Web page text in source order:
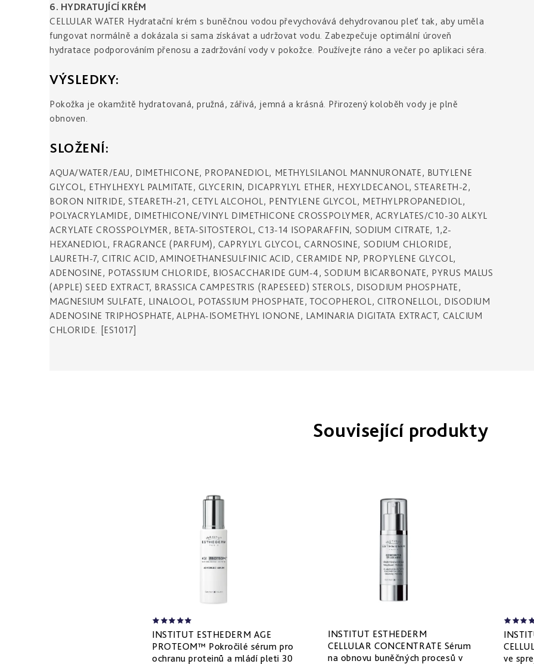
6. HYDRATUJÍCÍ KRÉM
CELLULAR WATER Hydratační krém s buněčnou vodou převychovává dehydrovanou pleť tak, aby uměla
fungovat normálně a dokázala si sama získávat a udržovat vodu. Zabezpečuje optimální úroveň
hydratace podporováním přenosu a zadržování vody v pokožce. Používejte ráno a večer po aplikaci séra.
VÝSLEDKY:
Pokožka je okamžitě hydratovaná, pružná, zářivá, jemná a krásná. Přirozený koloběh vody je plně
obnoven.
SLOŽENÍ:
AQUA/WATER/EAU, DIMETHICONE, PROPANEDIOL, METHYLSILANOL MANNURONATE, BUTYLENE
GLYCOL, ETHYLHEXYL PALMITATE, GLYCERIN, DICAPRYLYL ETHER, HEXYLDECANOL, STEARETH-2,
BORON NITRIDE, STEARETH-21, CETYL ALCOHOL, PENTYLENE GLYCOL, METHYLPROPANEDIOL,
POLYACRYLAMIDE, DIMETHICONE/VINYL DIMETHICONE CROSSPOLYMER, ACRYLATES/C10-30 ALKYL
ACRYLATE CROSSPOLYMER, BETA-SITOSTEROL, C13-14 ISOPARAFFIN, SODIUM CITRATE, 1,2-
HEXANEDIOL, FRAGRANCE (PARFUM), CAPRYLYL GLYCOL, CARNOSINE, SODIUM CHLORIDE,
LAURETH-7, CITRIC ACID, AMINOETHANESULFINIC ACID, CERAMIDE NP, PROPYLENE GLYCOL,
ADENOSINE, POTASSIUM CHLORIDE, BIOSACCHARIDE GUM-4, SODIUM BICARBONATE, PYRUS MALUS
(APPLE) SEED EXTRACT, BRASSICA CAMPESTRIS (RAPESEED) STEROLS, DISODIUM PHOSPHATE,
MAGNESIUM SULFATE, LINALOOL, POTASSIUM PHOSPHATE, TOCOPHEROL, CITRONELLOL, DISODIUM
ADENOSINE TRIPHOSPHATE, ALPHA-ISOMETHYL IONONE, LAMINARIA DIGITATA EXTRACT, CALCIUM
CHLORIDE. [ES1017]
Související produkty
INSTITUT ESTHEDERM AGE
PROTEOM™ Pokročilé sérum pro
ochranu proteinů a mládí pleti 30
INSTITUT ESTHEDERM
CELLULAR CONCENTRATE Sérum
na obnovu buněčných procesů v
ve